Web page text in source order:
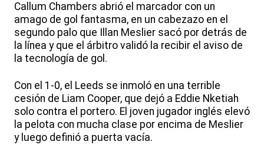
Callum Chambers abrió el marcador con un
amago de gol fantasma, en un cabezazo en el
segundo palo que Illan Meslier sacó por detrás de
la línea y que el árbitro validó la recibir el aviso de
la tecnología de gol.
Con el 1-0, el Leeds se inmoló en una terrible
cesión de Liam Cooper, que dejó a Eddie Nketiah
solo contra el portero. El joven jugador inglés elevó
la pelota con mucha clase por encima de Meslier
y luego definió a puerta vacía.